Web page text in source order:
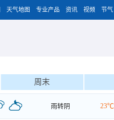
天气地图 专业产品 资讯 视频 节气
周末
雨转阴 23℃